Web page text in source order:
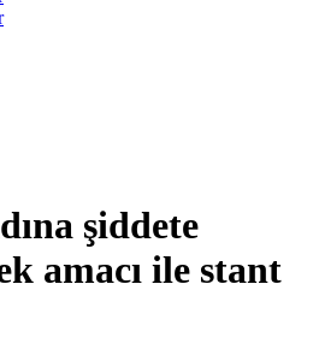
şiddete
amacı ile stant